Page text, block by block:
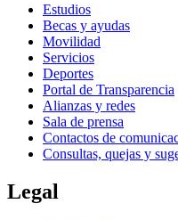
Estudios
Becas y ayudas
Movilidad
Servicios
Deportes
Portal de Transparencia
Alianzas y redes
Sala de prensa
Contactos de
Consultas, quejas y
Legal